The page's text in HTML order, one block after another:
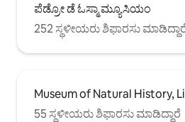
ಪೆಡ್ರೋ ಡೆ ಓಸ್ಮಾ ಮ್ಯೂಸಿಯಂ
252 ಸ್ಥಳೀಯರು ಶಿಫಾರಸು
Museum of Natural History,
55 ಸ್ಥಳೀಯರು ಶಿಫಾರಸು ಮಾಡಿದ್ದಾರೆ